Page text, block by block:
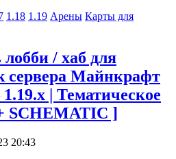
1.18 1.19 Арены Карты для
/ хаб для
сервера Майнкрафт
| Тематическое
SCHEMATIC ]
20:43